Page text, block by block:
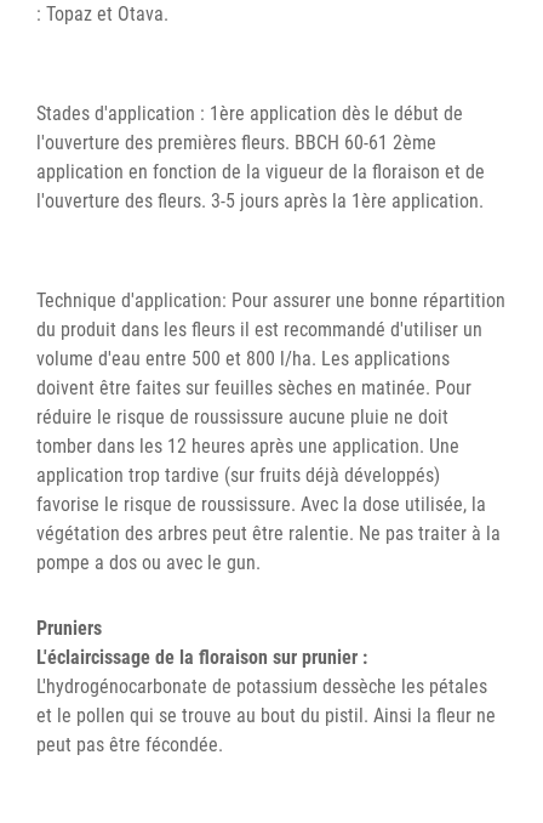
: Topaz et Otava.
Stades d'application : 1ère application dès le début de
l'ouverture des premières fleurs. BBCH 60-61 2ème
application en fonction de la vigueur de la floraison et de
l'ouverture des fleurs. 3-5 jours après la 1ère application.
Technique d'application: Pour assurer une bonne répartition
du produit dans les fleurs il est recommandé d'utiliser un
volume d'eau entre 500 et 800 l/ha. Les applications
doivent être faites sur feuilles sèches en matinée. Pour
réduire le risque de roussissure aucune pluie ne doit
tomber dans les 12 heures après une application. Une
application trop tardive (sur fruits déjà développés)
favorise le risque de roussissure. Avec la dose utilisée, la
végétation des arbres peut être ralentie. Ne pas traiter à la
pompe a dos ou avec le gun.
Pruniers
L'éclaircissage de la floraison sur prunier :
L'hydrogénocarbonate de potassium dessèche les pétales
et le pollen qui se trouve au bout du pistil. Ainsi la fleur ne
peut pas être fécondée.